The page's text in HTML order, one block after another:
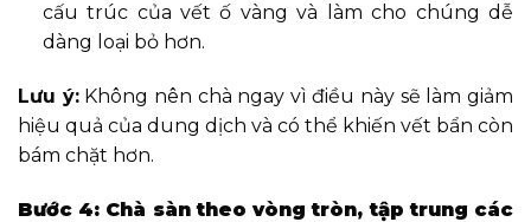
cấu trúc của vết ố vàng và làm cho chúng dễ
dàng loại bỏ hơn.
Lưu ý:Không nên chà ngay vì điều này sẽ làm giảm
hiệu quả của dung dịch và có thể khiến vết bẩn còn
bám chặt hơn.
Bước 4: Chà sàn theo vòng tròn, tập trung các